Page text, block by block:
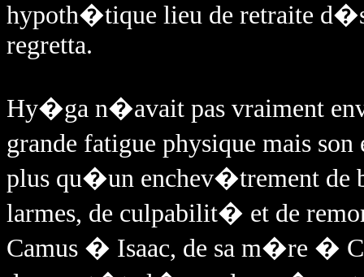
hypoth�tique lieu de retraite
regretta.
Hy�ga n�avait pas vraiment
grande fatigue physique mais
plus qu�un enchev�trement de
larmes, de culpabilit� et de
Camus � Isaac, de sa m�re �